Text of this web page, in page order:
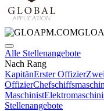
Alle Stellenangebote
Nach Rang
KapitänErster Offizier
Offizier
Maschinist
Stellenangebote